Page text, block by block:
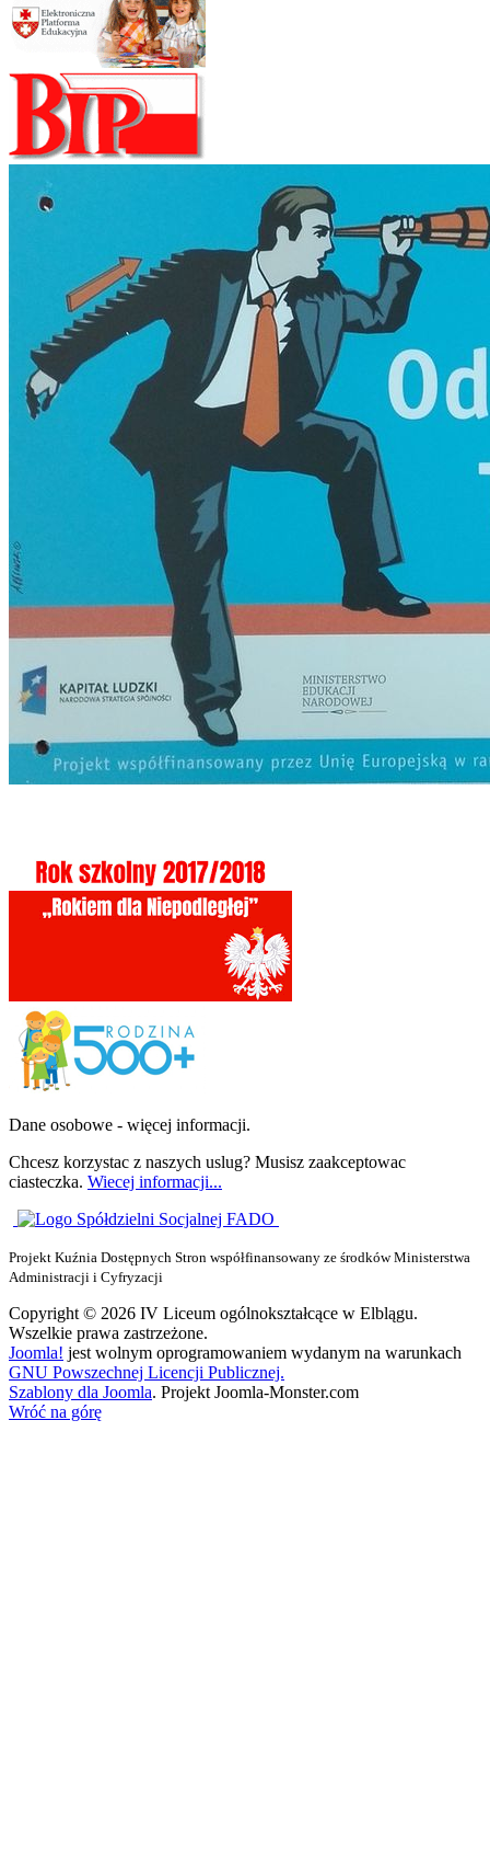
Dane osobowe - więcej informacji.
Chcesz korzystac z naszych uslug? Musisz zaakceptowac
ciasteczka. Wiecej informacji...
Projekt Kuźnia Dostępnych Stron współfinansowany ze środków Ministerstwa
Administracji i Cyfryzacji
Copyright © 2026 IV Liceum ogólnokształcące w Elblągu.
Wszelkie prawa zastrzeżone.
Joomla! jest wolnym oprogramowaniem wydanym na warunkach
GNU Powszechnej Licencji Publicznej.
Szablony dla Joomla. Projekt Joomla-Monster.com
Wróć na górę